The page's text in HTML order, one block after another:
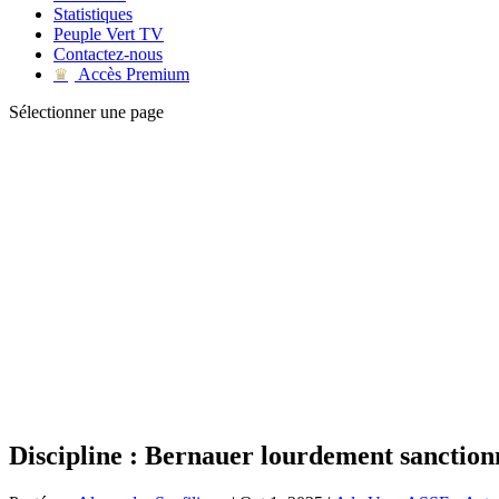
Statistiques
Peuple Vert TV
Contactez-nous
♛
Accès Premium
Sélectionner une page
Discipline : Bernauer lourdement